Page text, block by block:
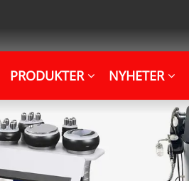
PRODUKTER NYHETER